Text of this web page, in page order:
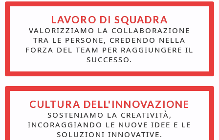
LAVORO DI SQUADRA
VALORIZZIAMO LA COLLABORAZIONE
TRA LE PERSONE, CREDENDO NELLA
FORZA DEL TEAM PER RAGGIUNGERE IL
SUCCESSO.
CULTURA DELL'INNOVAZIONE
SOSTENIAMO LA CREATIVITÀ,
INCORAGGIANDO LE NUOVE IDEE E LE
SOLUZIONI INNOVATIVE.